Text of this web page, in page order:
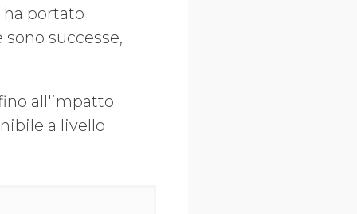
portato
successe,
all'impatto
a livello